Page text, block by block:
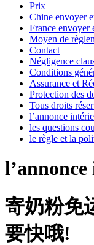
Prix
Chine envoyer
France envoyer
Moyen de
Contact
Négligence
Conditions
Assurance et
Protection des
Tous droits
l’annonce
les questions
le règle et la
寄奶粉免
要快哦!